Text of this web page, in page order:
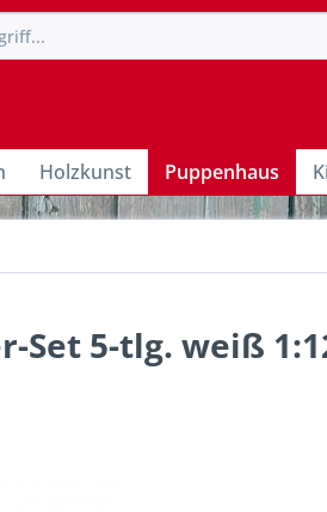
Holzkunst Puppenhaus
Set 5-tlg. weiß